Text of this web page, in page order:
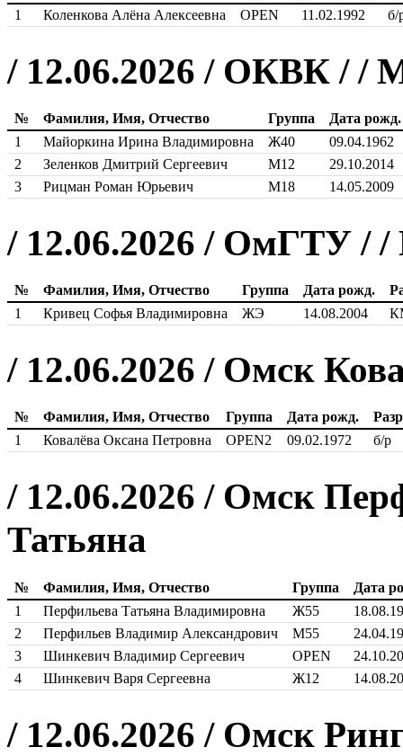
1
Коленкова Алёна Алексеевна OPEN 11.02.1992 б/
/ 12.06.2026 / ОКВК / /
№ Фамилия, Имя, Отчество Группа
Дата рожд.
1
Майоркина Ирина Владимировна Ж40
09.04.1962
2
Зеленков Дмитрий Сергеевич М12
29.10.2014
3
Рицман Роман Юрьевич М18 14.05.2009
/ 12.06.2026 / ОмГТУ /
№ Фамилия, Имя, Отчество Группа Дата рожд.
1
Кривец Софья Владимировна ЖЭ 14.08.2004
/ 12.06.2026 / Омск
№ Фамилия, Имя, Отчество Группа Дата рожд.
1
Ковалёва Оксана Петровна OPEN2 09.02.1972 б/р
/ 12.06.2026 / Омск
Татьяна
№ Фамилия, Имя, Отчество Группа
Дата
1
Перфильева Татьяна Владимировна Ж55
2
Перфильев Владимир Александрович М55
3
Шинкевич Владимир Сергеевич OPEN
4
Шинкевич Варя Сергеевна Ж12
/ 12.06.2026 / Омск